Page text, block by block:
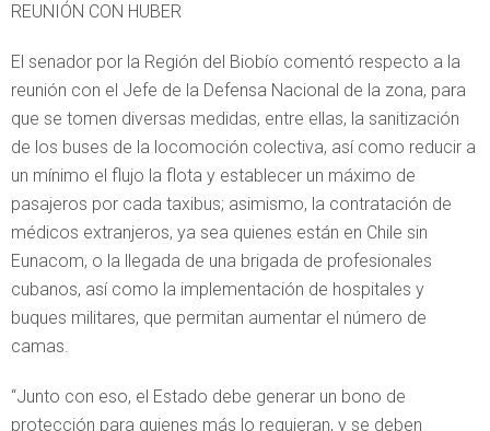
REUNIÓN CON HUBER
El senador por la Región del Biobío comentó respecto a la
reunión con el Jefe de la Defensa Nacional de la zona, para
que se tomen diversas medidas, entre ellas, la sanitización
de los buses de la locomoción colectiva, así como reducir a
un mínimo el flujo la flota y establecer un máximo de
pasajeros por cada taxibus; asimismo, la contratación de
médicos extranjeros, ya sea quienes están en Chile sin
Eunacom, o la llegada de una brigada de profesionales
cubanos, así como la implementación de hospitales y
buques militares, que permitan aumentar el número de
camas.
“Junto con eso, el Estado debe generar un bono de
protección para quienes más lo requieran, y se deben